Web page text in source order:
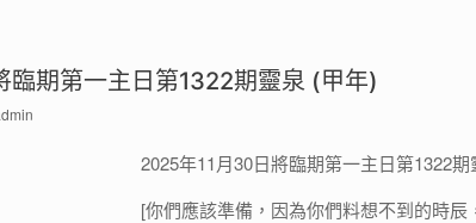
臨期第一主日第1322期靈泉 (甲年)
2025年11月30日將臨期第一主日第1322期
[你們應該準備，因為你們料想不到的時辰